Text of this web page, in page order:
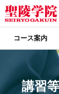
コース案内
講習